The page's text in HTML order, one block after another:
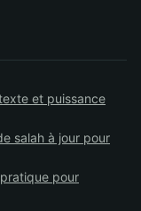
et puissance
salah à jour pour
pour